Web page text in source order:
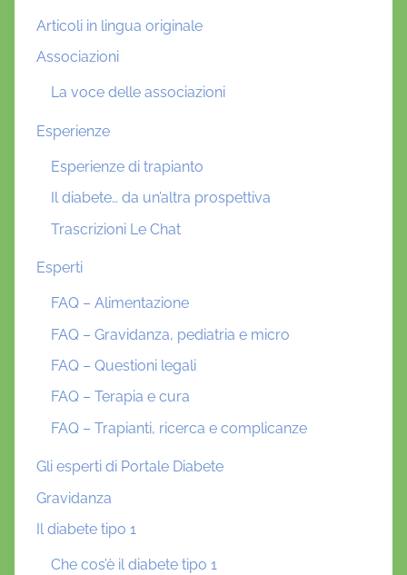
Articoli in lingua originale
Associazioni
La voce delle associazioni
Esperienze
Esperienze di trapianto
Il diabete… da un’altra prospettiva
Trascrizioni Le Chat
Esperti
FAQ – Alimentazione
FAQ – Gravidanza, pediatria e micro
FAQ – Questioni legali
FAQ – Terapia e cura
FAQ – Trapianti, ricerca e complicanze
Gli esperti di Portale Diabete
Gravidanza
Il diabete tipo 1
Che cos’è il diabete tipo 1